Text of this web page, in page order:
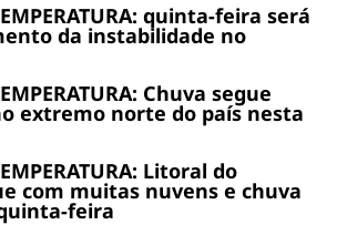
quinta-feira será
da instabilidade no
Chuva segue
extremo norte do país nesta
Litoral do
com muitas nuvens e chuva
feira